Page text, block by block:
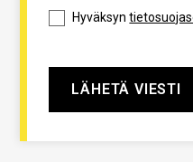
Hyväksyn